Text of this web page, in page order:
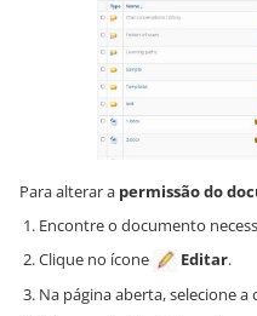
Para alterar a permissão do
Encontre o documento
Clique no ícone
Editar.
Na página aberta, selecione a